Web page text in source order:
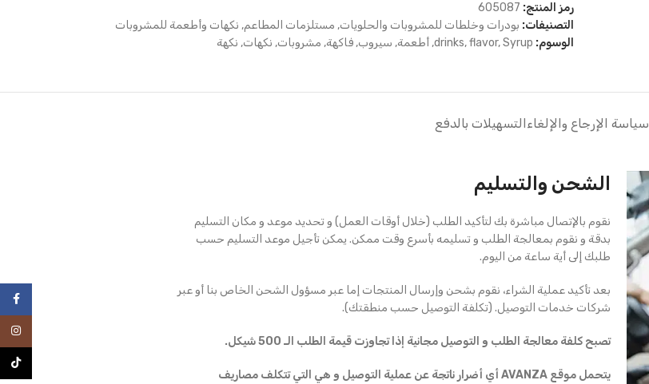
رمز المنتج: 605087
التصنيفات: بودرات وخلطات للمشروبات والحلويات, مستلزمات المطاعم, نكهات وأطعمة للمشروبات
الوسوم:
drinks,flavor,Syrup
, أطعمة, سيروب, فاكهة, مشروبات, نكهات, نكهة
سياسة الإرجاع والإلغاءالتسهيلات بالدفع
الشحن والتسليم
نقوم بالإتصال مباشرة بك لتأكيد الطلب (خلال أوقات العمل) و تحديد موعد و مكان التسليم
بدقة و نقوم بمعالجة الطلب و تسليمه بأسرع وقت ممكن. يمكن تأجيل موعد التسليم حسب
طلبك إلى أية ساعة من اليوم.
بعد تأكيد عملية الشراء، نقوم بشحن وإرسال المنتجات إما عبر مسؤول الشحن الخاص بنا أو عبر
شركات خدمات التوصيل. (تكلفة التوصيل حسب منطقتك).
تصبح كلفة معالجة الطلب و التوصيل مجانية إذا تجاوزت قيمة الطلب الـ 500 شيكل.
يتحمل موقع AVANZA أي أضرار ناتجة عن عملية التوصيل و هي التي تتكلف مصاريف